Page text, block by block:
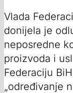
Vlada
donijela je
neposredne
proizvoda i
Federaciju
„određivanje